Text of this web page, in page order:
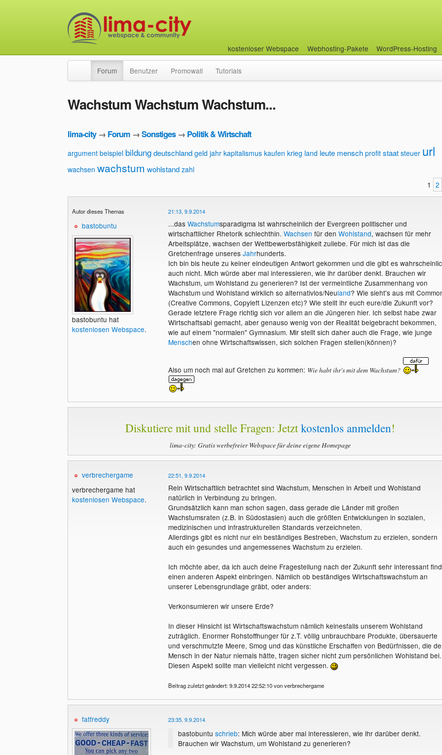
kostenloser Webspace Webhosting-Pakete WordPress-Hosting
Forum Benutzer Promowall Tutorials
Wachstum Wachstum Wachstum...
lima-city→ Forum →Sonstiges→ Politik & Wirtschaft
argument beispiel bildungdeutschland geld jahr kapitalismus kaufen krieg land leute mensch profit staat steuer url
wachsen wachstum wohlstand zahl
1
2
Autor dieses Themas
bastobuntu
bastobuntu hat
kostenlosen Webspace.
21:13, 9.9.2014
...das Wachstumsparadigma ist wahrscheinlich der Evergreen politischer und
wirtschaftlicher Rhetorik schlechthin. Wachsen für den Wohlstand, wachsen für mehr
Arbeitsplätze, wachsen der Wettbewerbsfähigkeit zuliebe. Für mich ist das die
Gretchenfrage unseres Jahrhunderts.
Ich bin bis heute zu keiner eindeutigen Antwort gekommen und die gibt es
auch nicht. Mich würde aber mal interessieren, wie ihr darüber denkt. Brauchen wir
Wachstum, um Wohlstand zu generieren? Ist der vermeintliche Zusammenhang von
Wachstum und Wohlstand wirklich so alternativlos/Neuland? Wie sieht's aus mit
(Creative Commons, Copyleft Lizenzen etc)? Wie stellt ihr euch eure/die Zukunft vor?
Gerade letztere Frage richtig sich vor allem an die Jüngeren hier. Ich selbst habe zwar
Wirtschaftsabi gemacht, aber genauso wenig von der Realität beigebracht bekommen,
wie auf einem "normalen" Gymnasium. Mir stellt sich daher auch die Frage, wie junge
Menschen ohne Wirtschaftswissen, sich solchen Fragen stellen(können)?
Also um noch mal auf Gretchen zu kommen: Wie habt ihr's mit dem Wachstum?
Diskutiere mit und stelle Fragen: Jetztkostenlos anmelden!
lima-city: Gratis werbefreier Webspace für deine eigene Homepage
verbrechergame
verbrechergame hat
kostenlosen Webspace.
22:51, 9.9.2014
Rein Wirtschaftlich betrachtet sind Wachstum, Menschen in Arbeit und Wohlstand
natürlich in Verbindung zu bringen.
Grundsätzlich kann man schon sagen, dass gerade die Länder mit großen
Wachstumsraten (z.B. in Südostasien) auch die größten Entwicklungen in sozialen,
medizinischen und infrastrukturellen Standards verzeichneten.
Allerdings gibt es nicht nur ein beständiges Bestreben, Wachstum zu erzielen, sondern
auch ein gesundes und angemessenes Wachstum zu erzielen.
Ich möchte aber, da ich auch deine Fragestellung nach der Zukunft sehr interessant
einen anderen Aspekt einbringen. Nämlich ob beständiges Wirtschaftswachstum an
unserer Lebensgrundlage gräbt, oder anders:
Verkonsumieren wir unsere Erde?
In dieser Hinsicht ist Wirtschaftswachstum nämlich keinesfalls unserem Wohlstand
zuträglich. Enormer Rohstoffhunger für z.T. völlig unbrauchbare Produkte, übersauerte
und verschmutzte Meere, Smog und das künstliche Erschaffen von Bedürfnissen, die
Mensch in der Natur niemals hätte, tragen sicher nicht zum persönlichen Wohlstand bei.
Diesen Aspekt sollte man vielleicht nicht vergessen.
Beitrag zuletzt geändert: 9.9.2014 22:52:10 von verbrechergame
fatfreddy 23:35, 9.9.2014
bastobuntu schrieb: Mich würde aber mal interessieren, wie ihr darüber denkt.
Brauchen wir Wachstum, um Wohlstand zu generieren?